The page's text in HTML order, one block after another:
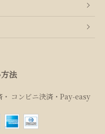
法
コンビニ決済・Pay‑easy